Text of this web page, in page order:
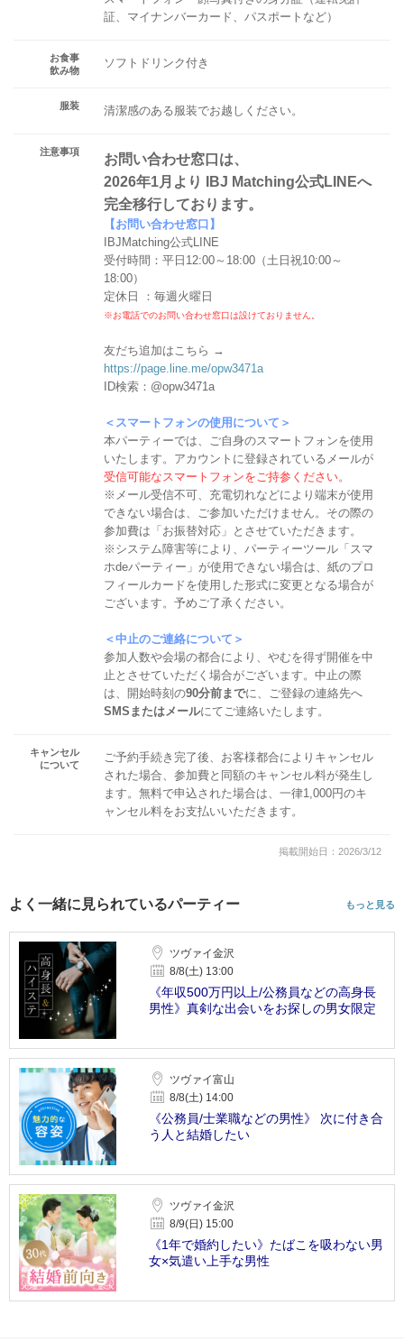
証、マイナンバーカード、パスポートなど）
お食事
飲み物
ソフトドリンク付き
服装 清潔感のある服装でお越しください。
注意事項
お問い合わせ窓口は、
2026年1月より IBJ Matching公式LINEへ
完全移行しております。
【お問い合わせ窓口】
IBJMatching公式LINE
受付時間：平日12:00～18:00（土日祝10:00～
18:00）
定休日 ：毎週火曜日
※お電話でのお問い合わせ窓口は設けておりません。
友だち追加はこちら →
https://page.line.me/opw3471a
ID検索：@opw3471a
＜スマートフォンの使用について＞
本パーティーでは、ご自身のスマートフォンを使用
いたします。アカウントに登録されているメールが
受信可能なスマートフォンをご持参ください。
※メール受信不可、充電切れなどにより端末が使用
できない場合は、ご参加いただけません。その際の
参加費は「お振替対応」とさせていただきます。
※システム障害等により、パーティーツール「スマ
ホdeパーティー」が使用できない場合は、紙のプロ
フィールカードを使用した形式に変更となる場合が
ございます。予めご了承ください。
＜中止のご連絡について＞
参加人数や会場の都合により、やむを得ず開催を中
止とさせていただく場合がございます。中止の際
は、開始時刻の90分前までに、ご登録の連絡先へ
SMSまたはメールにてご連絡いたします。
キャンセル
について
ご予約手続き完了後、お客様都合によりキャンセル
された場合、参加費と同額のキャンセル料が発生し
ます。無料で申込された場合は、一律1,000円のキ
ャンセル料をお支払いいただきます。
掲載開始日：2026/3/12
よく一緒に見られているパーティー もっと見る
ツヴァイ金沢
8/8(土) 13:00
《年収500万円以上/公務員などの高身長
男性》真剣な出会いをお探しの男女限定
ツヴァイ富山
8/8(土) 14:00
《公務員/士業職などの男性》 次に付き合
う人と結婚したい
ツヴァイ金沢
8/9(日) 15:00
《1年で婚約したい》たばこを吸わない男
女×気遣い上手な男性